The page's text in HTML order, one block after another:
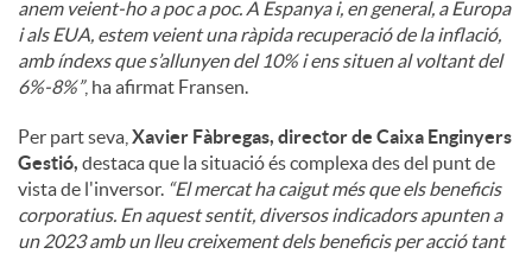
anem veient-ho a poc a poc. A Espanya i, en general, a Europa
i als EUA, estem veient una ràpida recuperació de la inflació,
amb índexs que s’allunyen del 10% i ens situen al voltant del
6%-8%”, ha afirmat Fransen.
Per part seva, Xavier Fàbregas, director de Caixa Enginyers
Gestió, destaca que la situació és complexa des del punt de
vista de l'inversor. “El mercat ha caigut més que els beneficis
corporatius. En aquest sentit, diversos indicadors apunten a
un 2023 amb un lleu creixement dels beneficis per acció tant